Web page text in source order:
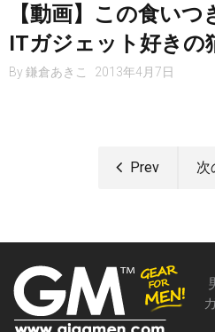
【動画】この食いつ
ITガジェット好きの
By 鎌倉あきこ 2013年4月7日
Prev 次